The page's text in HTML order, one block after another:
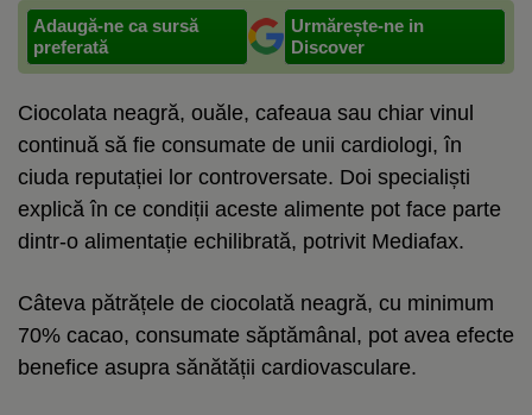
Adaugă-ne ca sursă
preferată
Urmărește-ne in
Discover
Ciocolata neagră, ouăle, cafeaua sau chiar vinul
continuă să fie consumate de unii cardiologi, în
ciuda reputației lor controversate. Doi specialiști
explică în ce condiții aceste alimente pot face parte
dintr-o alimentație echilibrată, potrivit Mediafax.
Câteva pătrățele de ciocolată neagră, cu minimum
70% cacao, consumate săptămânal, pot avea efecte
benefice asupra sănătății cardiovasculare.